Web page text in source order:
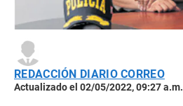
REDACCIÓN DIARIO CORREO
Actualizado el 02/05/2022, 09:27 a.m.